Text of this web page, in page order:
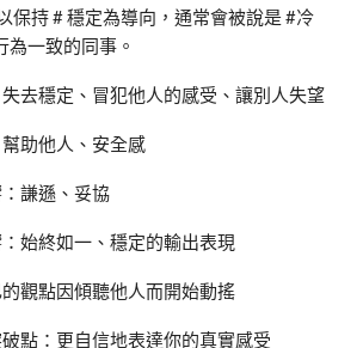
保持 # 穩定為導向，通常會被說是 #冷
為一致的同事。
去穩定、冒犯他人的感受、讓別人失望
助他人、安全感
謙遜、妥協
始終如一、穩定的輸出表現
觀點因傾聽他人而開始動搖
點：更自信地表達你的真實感受